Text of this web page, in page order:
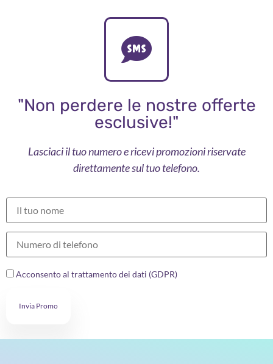
"Non perdere le nostre offerte
esclusive!"
Lasciaci il tuo numero e ricevi promozioni riservate
direttamente sul tuo telefono.
Acconsento al trattamento dei dati (GDPR)
Invia Promo